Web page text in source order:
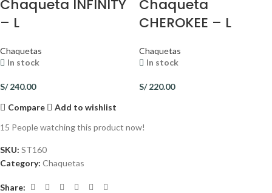
Chaqueta INFINITY
– L
Chaquetas
In stock
S/240.00
Chaqueta
CHEROKEE – L
Chaquetas
In stock
S/220.00
Compare
Add to wishlist
15 People watching this product now!
SKU: ST160
Category: Chaquetas
Share: